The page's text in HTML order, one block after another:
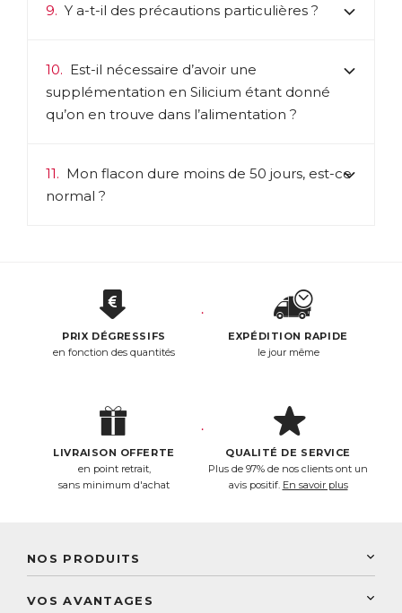
9. Y a-t-il des précautions particulières ?
10. Est-il nécessaire d’avoir une
supplémentation en Silicium étant donné
qu’on en trouve dans l’alimentation ?
11. Mon flacon dure moins de 50 jours, est-ce
normal ?
PRIX DÉGRESSIFS
en fonction des quantités
EXPÉDITION RAPIDE
le jour même
LIVRAISON OFFERTE
en point retrait,
sans minimum d'achat
QUALITÉ DE SERVICE
Plus de 97% de nos clients ont un
avis positif. En savoir plus
NOS PRODUITS
VOS AVANTAGES